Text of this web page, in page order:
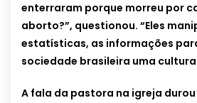
enterraram porque morreu por
aborto?”, questionou. “Eles
estatísticas, as informações
sociedade brasileira uma
A fala da pastora na igreja